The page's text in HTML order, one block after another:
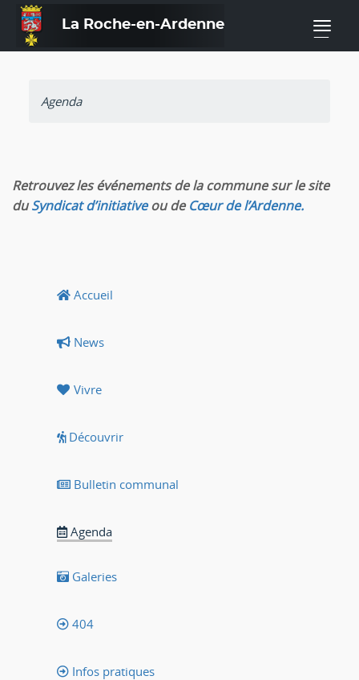
La Roche-en-Ardenne —
Agenda
Retrouvez les événements de la commune sur le site
duSyndicat d’initiativeou deCœur de l’Ardenne.
Accueil
News
Vivre
Découvrir
Bulletin communal
Agenda
Galeries
404
Infos pratiques